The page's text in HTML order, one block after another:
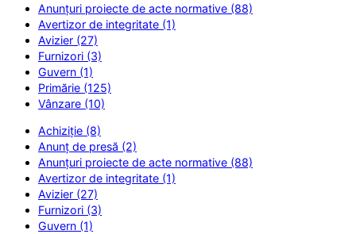
Anunțuri proiecte de acte normative (88)
Avertizor de integritate (1)
Avizier (27)
Furnizori (3)
Guvern (1)
Primărie (125)
Vânzare (10)
Achiziție (8)
Anunț de presă (2)
Anunțuri proiecte de acte normative (88)
Avertizor de integritate (1)
Avizier (27)
Furnizori (3)
Guvern (1)